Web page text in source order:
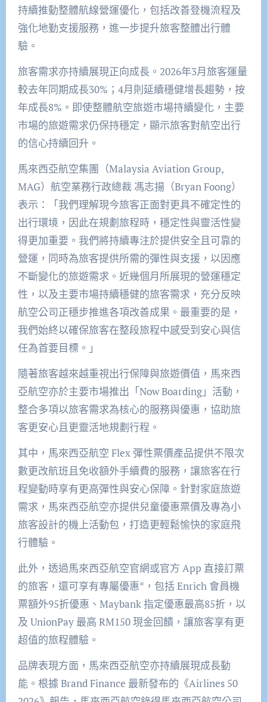
持續推動整體航線營運優化，包括改善登機流程及
強化地勤支援服務，進一步提升旅客整體出行體
驗。
旅客需求亦持續展現正向成長。2026年3月旅客運量
較去年同期成長30%；4月則延續穩健增長趨勢，按
年成長8%。即使整體航空旅遊市場持續變化，主要
市場的旅遊需求仍保持穩定，顯示旅客對航空出行
的信心持續回升。
馬來西亞航空集團（Malaysia Aviation Group,
MAG）航空業務行政總裁 馮志揚（Bryan Foong）
表示：「我們理解現今旅客正面對更具不確定性的
出行環境，因此在規劃旅程時，穩定性與靈活性變
得更加重要。我們將持續專注於提供安全且可靠的
營運，同時為旅客提供所需的彈性與支援，以因應
不斷變化的旅遊需求。近幾個月所展現的營運穩定
性，以及主要市場持續穩健的旅客需求，充分反映
航空公司正穩步推進各項改善成果。最重要的是，
我們始終以確保旅客在整段旅程中感受到安心與信
任為首要目標。」
隨著旅客越來越重視出行保障與旅遊價值，馬來西
亞航空亦於主要市場推出「Now Boarding」活動，
整合多項以旅客需求為核心的服務與優惠，協助旅
客更安心且更靈活地規劃行程。
其中，馬來西亞航空 Flex 彈性票價產品提供不限次
數更改航班且免收額外手續費的服務，讓旅客在行
程變動時享有更高彈性與安心保障。針對家庭旅遊
需求，馬來西亞航空亦提供兒童優惠票價及專為小
旅客設計的機上活動包，打造更輕鬆愉快的家庭飛
行體驗。
此外，透過馬來西亞航空官網或官方 App 直接訂票
的旅客，還可享有專屬優惠*，包括 Enrich 會員機
票額外95折優惠、Maybank 指定優惠最高85折，以
及 UnionPay 最高 RM150 現金回饋，讓旅客享有更
超值的旅程體驗。
品牌表現方面，馬來西亞航空亦持續展現成長動
能。根據 Brand Finance 最新發布的《Airlines 50